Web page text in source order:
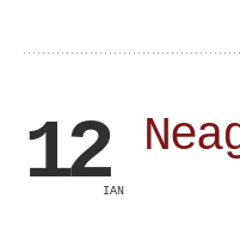
12IAN